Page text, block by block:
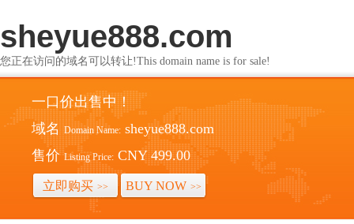
sheyue888.com
您正在访问的域名可以转让!This domain name is for sale!
一口价出售中！
域名 Domain Name: sheyue888.com
售价 Listing Price: CNY 499.00
立即购买 >> BUY NOW >>